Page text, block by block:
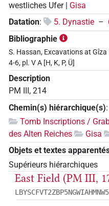
westliches Ufer | Gisa
Datation: 5. Dynastie –
Bibliographie
S. Hassan, Excavations at
4-6, pl. V A [H, K, P, Ü]
Description
PM III, 214
Chemin(s) hiérarchique(s):
Tomb Inscriptions /
des Alten Reiches
Gisa
Objets et textes
Supérieurs hiérarchiques
East Field (PM III,